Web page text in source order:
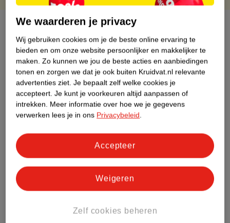
Over dit product
Productinformatie
Nature Impact Score
Dit product heeft (nog) geen Nature
Impact Score.
Meer informatie
Bestel & Bezorginformatie
We waarderen je privacy
Wij gebruiken cookies om je de beste online ervaring te
bieden en om onze website persoonlijker en makkelijker te
maken. Zo kunnen we jou de beste acties en aanbiedingen
tonen en zorgen we dat je ook buiten Kruidvat.nl relevante
advertenties ziet. Je bepaalt zelf welke cookies je
accepteert. Je kunt je voorkeuren altijd aanpassen of
intrekken. Meer informatie over hoe we je gegevens
verwerken lees je in ons Privacybeleid.
Zelf cookies beheren
Weigeren
Accepteer